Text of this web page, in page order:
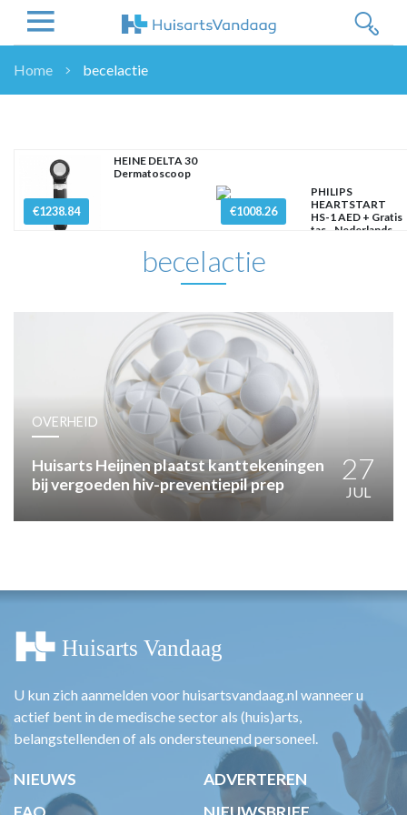
OVERHEID
WETENSCHAP
ZORGVERZEKERAARS
NASCHOLINGEN
ENQUÊTES
NHG
LHV
OPINIE
HUISARTSENPOST
PRAKTIJKZAKEN
TARIEVEN
VPHUISARTSEN
Home becelactie
€1238.84
HEINE DELTA 30
Dermatoscoop
€1008.26
PHILIPS
HEARTSTART
HS-1 AED + Gratis
tas - Nederlands
becelactie
OVERHEID
Huisarts Heijnen plaatst kanttekeningen
bij vergoeden hiv-preventiepil prep
27
JUL
U kun zich aanmelden voor huisartsvandaag.nl wanneer u
actief bent in de medische sector als (huis)arts,
belangstellenden of als ondersteunend personeel.
NIEUWS
ADVERTEREN